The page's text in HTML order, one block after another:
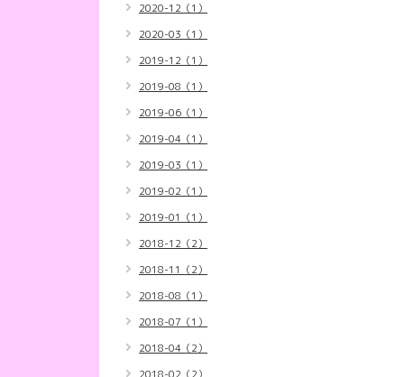
2020-12（1）
2020-03（1）
2019-12（1）
2019-08（1）
2019-06（1）
2019-04（1）
2019-03（1）
2019-02（1）
2019-01（1）
2018-12（2）
2018-11（2）
2018-08（1）
2018-07（1）
2018-04（2）